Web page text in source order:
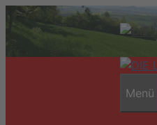
Zum
Inhalt
Menü